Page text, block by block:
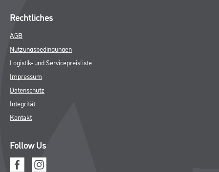
Rechtliches
AGB
Nutzungsbedingungen
Logistik- und Servicepreisliste
Impressum
Datenschutz
Integrität
Kontakt
Follow Us